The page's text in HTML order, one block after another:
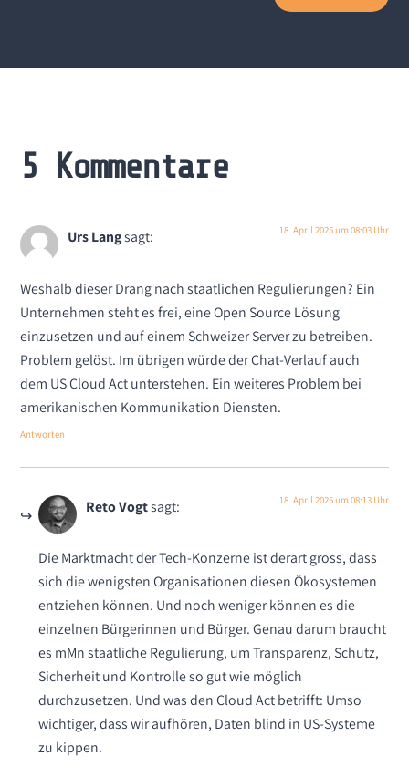
5 Kommentare
Urs Langsagt: 18. April 2025 um 08:03 Uhr
Weshalb dieser Drang nach staatlichen Regulierungen? Ein
Unternehmen steht es frei, eine Open Source Lösung
einzusetzen und auf einem Schweizer Server zu betreiben.
Problem gelöst. Im übrigen würde der Chat-Verlauf auch
dem US Cloud Act unterstehen. Ein weiteres Problem bei
amerikanischen Kommunikation Diensten.
Antworten
Reto Vogtsagt: 18. April 2025 um 08:13 Uhr
Die Marktmacht der Tech-Konzerne ist derart gross, dass
sich die wenigsten Organisationen diesen Ökosystemen
entziehen können. Und noch weniger können es die
einzelnen Bürgerinnen und Bürger. Genau darum braucht
es mMn staatliche Regulierung, um Transparenz, Schutz,
Sicherheit und Kontrolle so gut wie möglich
durchzusetzen. Und was den Cloud Act betrifft: Umso
wichtiger, dass wir aufhören, Daten blind in US-Systeme
zu kippen.